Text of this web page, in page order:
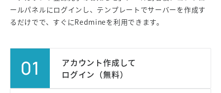
ールパネルにログインし、 テンプレートでサーバーを作成す
るだけでで、すぐにRedmineを利用できます。
01
アカウント作成して
ログイン（無料）